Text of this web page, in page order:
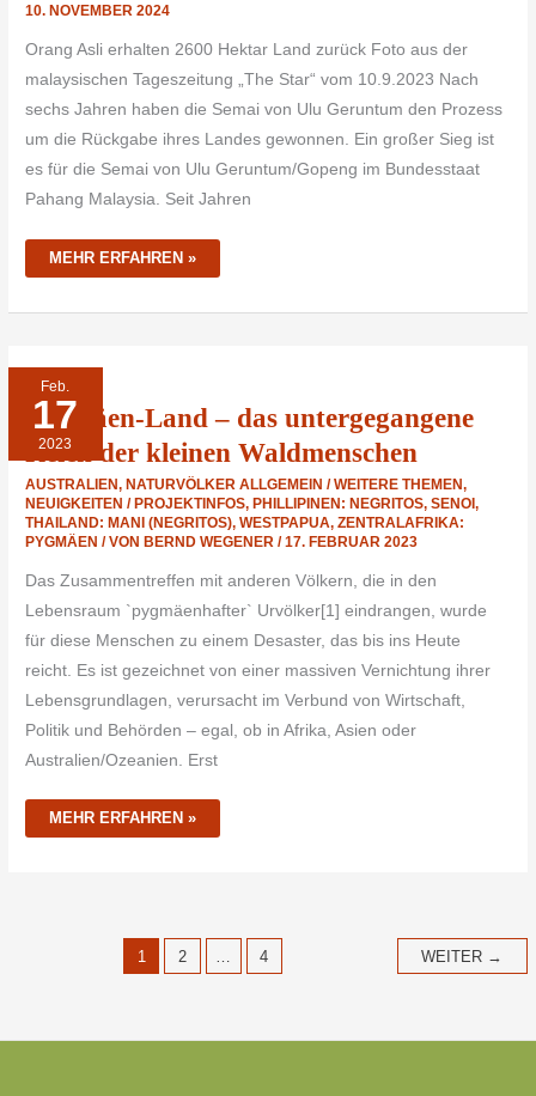
10. NOVEMBER 2024
Orang Asli erhalten 2600 Hektar Land zurück Foto aus der
malaysischen Tageszeitung „The Star“ vom 10.9.2023 Nach
sechs Jahren haben die Semai von Ulu Geruntum den Prozess
um die Rückgabe ihres Landes gewonnen. Ein großer Sieg ist
es für die Semai von Ulu Geruntum/Gopeng im Bundesstaat
Pahang Malaysia. Seit Jahren
MEHR ERFAHREN »
Feb.
17
2023
Pygmäen-Land – das untergegangene
Reich der kleinen Waldmenschen
AUSTRALIEN, NATURVÖLKER ALLGEMEIN / WEITERE THEMEN,
NEUIGKEITEN / PROJEKTINFOS, PHILLIPINEN: NEGRITOS,SENOI,
THAILAND: MANI (NEGRITOS),WESTPAPUA,ZENTRALAFRIKA:
PYGMÄEN / VON BERND WEGENER/17. FEBRUAR 2023
Das Zusammentreffen mit anderen Völkern, die in den
Lebensraum `pygmäenhafter` Urvölker[1] eindrangen, wurde
für diese Menschen zu einem Desaster, das bis ins Heute
reicht. Es ist gezeichnet von einer massiven Vernichtung ihrer
Lebensgrundlagen, verursacht im Verbund von Wirtschaft,
Politik und Behörden – egal, ob in Afrika, Asien oder
Australien/Ozeanien. Erst
PYGMÄEN-
LAND
–
DAS
UNTERGEGANGENE
REICH
DER
WALDMENSCHEN
MEHR ERFAHREN »
1 2 … 4 WEITER →